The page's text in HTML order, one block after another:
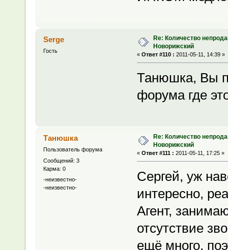
Serge
Гость
Re: Количество
Новорижский
« Ответ #110 : 2011-05-11, 14:39 »
Танюшка, Вы
форума где
Танюшка
Пользователь форума
Сообщений: 3
Карма: 0
-неизвестно-
-неизвестно-
Re: Количество
Новорижский
« Ответ #111 : 2011-05-11, 17:25 »
Сергей, уж
интересно,
Агент,
отсутствие
ещё много,